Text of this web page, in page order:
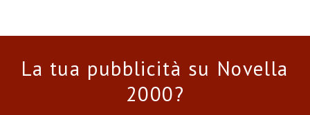
La tua pubblicità su Novella
2000?